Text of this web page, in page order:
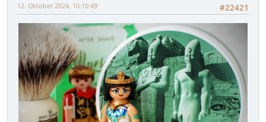
#22421
12. Oktober 2024, 10:10:49